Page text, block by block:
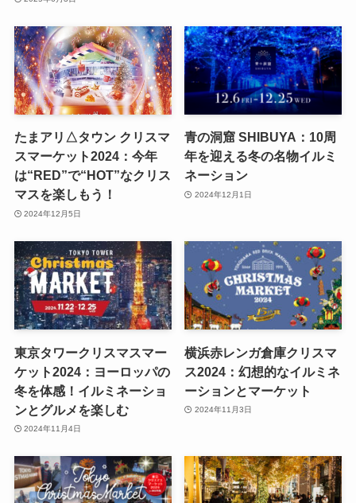
たまアリ△タウン クリスマ
スマーケット2024：今年
は“RED”で“HOT”なクリス
マスを楽しもう！
2024年12月5日
青の洞窟 SHIBUYA：10周
年を迎える冬の名物イルミ
ネーション
2024年12月1日
東京タワークリスマスマー
ケット2024：ヨーロッパの
冬を体感！イルミネーショ
ンとグルメを楽しむ
2024年11月4日
横浜赤レンガ倉庫クリスマ
ス2024：幻想的なイルミネ
ーションとマーケット
2024年11月3日